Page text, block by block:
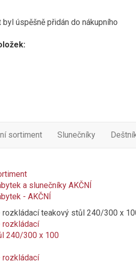
byl úspěšně přidán do nákupního
sortiment Slunečníky
a slunečníky AKČNÍ
- AKČNÍ